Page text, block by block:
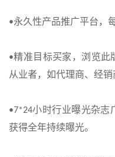
•永久性产品推广平台，
•精准目标买家，浏览此
从业者，如代理商、经销
•7*24小时行业曝光杂志
获得全年持续曝光。